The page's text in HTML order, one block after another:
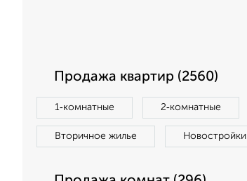
Продажа квартир (2560)
1‑комнатные 2‑комнатные
Вторичное жилье Новостройки